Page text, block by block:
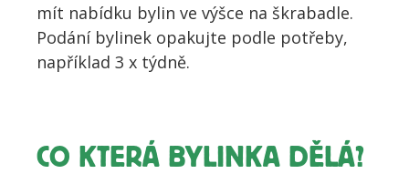
mít nabídku bylin ve výšce na škrabadle.
Podání bylinek opakujte podle potřeby,
například 3 x týdně.
CO KTERÁ BYLINKA DĚLÁ?